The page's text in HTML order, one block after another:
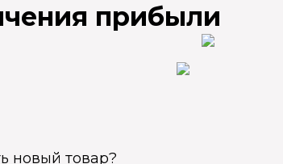
прибыли
новый товар?